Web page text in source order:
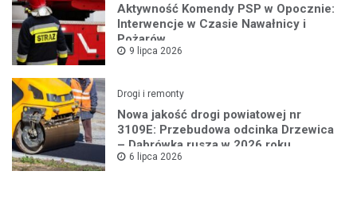
Aktywność Komendy PSP w Opocznie:
Interwencje w Czasie Nawałnicy i
Pożarów
9 lipca 2026
Drogi i remonty
Nowa jakość drogi powiatowej nr
3109E: Przebudowa odcinka Drzewica
– Dąbrówka rusza w 2026 roku
6 lipca 2026